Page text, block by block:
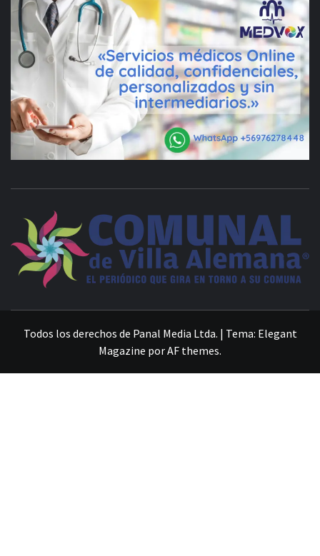
Todos los derechos de Panal Media Ltda. | Tema: Elegant
Magazine porAF themes.